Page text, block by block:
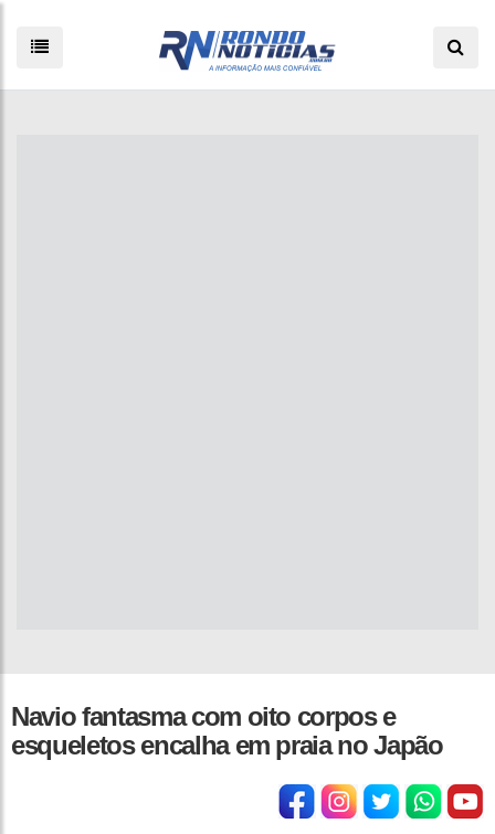
Navio fantasma com oito corpos e
esqueletos encalha em praia no Japão